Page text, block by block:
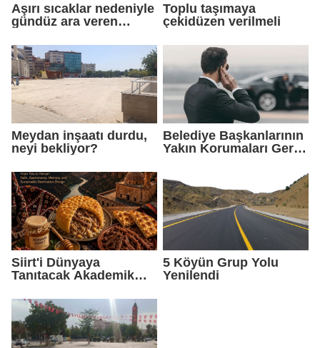
Aşırı sıcaklar nedeniyle
gündüz ara veren
başladı
Toplu taşımaya
çekidüzen verilmeli
Meydan inşaatı durdu,
neyi bekliyor?
Belediye Başkanlarının
Yakın Korumaları Geri
Siirt'i Dünyaya
Tanıtacak Akademik
5 Köyün Grup Yolu
Yenilendi